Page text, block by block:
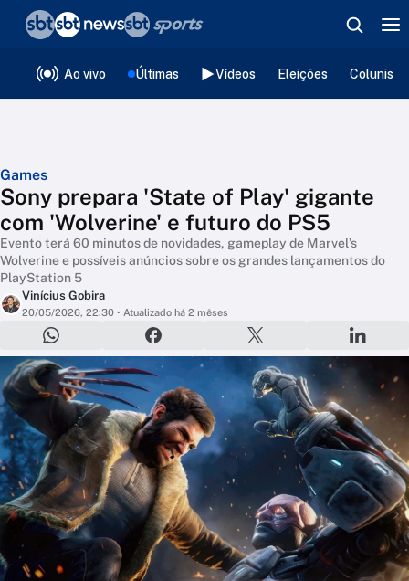
Ao vivo Últimas Vídeos Eleições
Games
Sony prepara 'State of Play' gigante
com 'Wolverine' e futuro do PS5
Evento terá 60 minutos de novidades, gameplay de Marvel’s
Wolverine e possíveis anúncios sobre os grandes lançamentos do
PlayStation 5
Vinícius Gobira
20/05/2026, 22:30 • Atualizado há 2 mêses
❮voltar
Editorias